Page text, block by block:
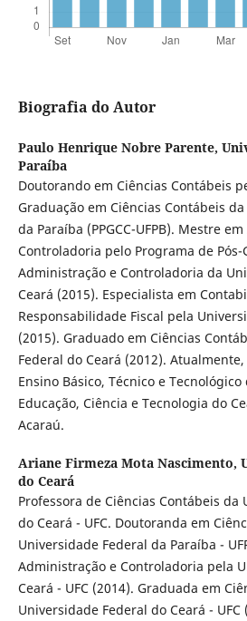
Biografia do Autor
Paulo Henrique Nobre Parente,
Paraíba
Doutorando em Ciências Contábeis
Graduação em Ciências Contábeis
da Paraíba (PPGCC-UFPB). Mestre
Controladoria pelo Programa de Pós-
Administração e Controladoria da
Ceará (2015). Especialista em
Responsabilidade Fiscal pela
(2015). Graduado em Ciências
Federal do Ceará (2012).
Ensino Básico, Técnico e
Educação, Ciência e Tecnologia do
Acaraú.
Ariane Firmeza Mota Nascimento,
do Ceará
Professora de Ciências Contábeis da
do Ceará - UFC. Doutoranda em
Universidade Federal da Paraíba -
Administração e Controladoria pela
Ceará - UFC (2014). Graduada em
Universidade Federal do Ceará - UFC